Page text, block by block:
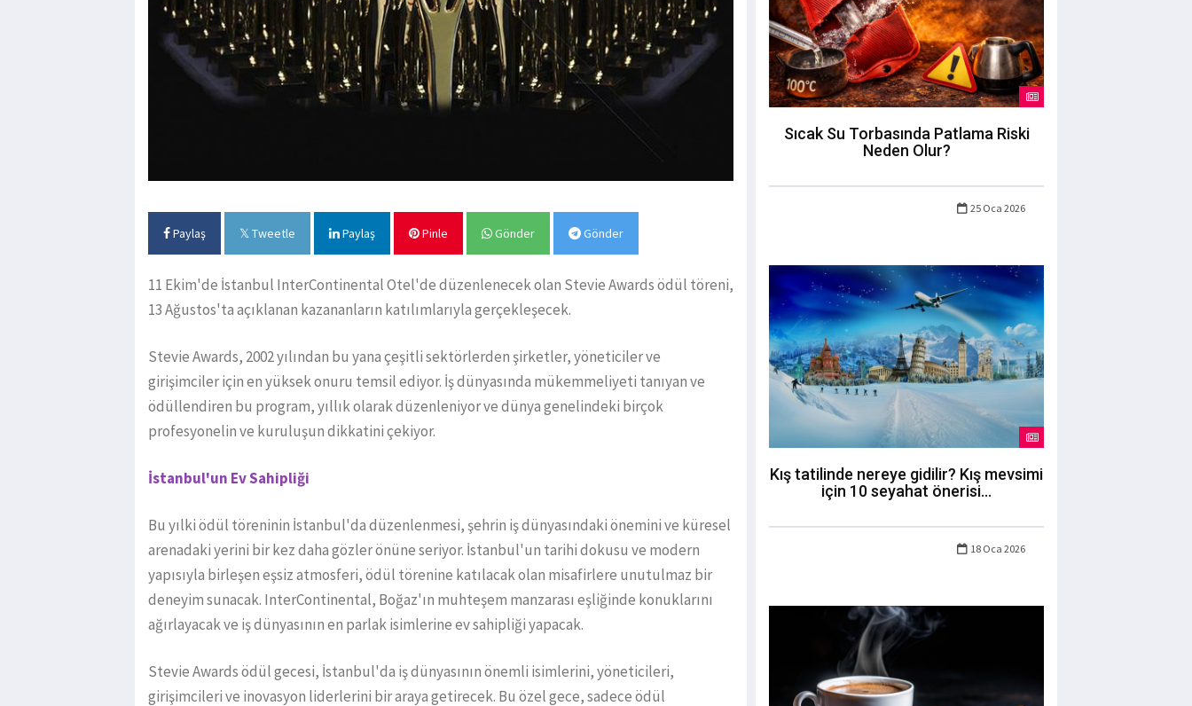
Paylaş Tweetle Paylaş Pinle Gönder Gönder
11 Ekim'de İstanbul InterContinental Otel'de düzenlenecek olan Stevie Awards ödül töreni,
13 Ağustos'ta açıklanan kazananların katılımlarıyla gerçekleşecek.
Stevie Awards, 2002 yılından bu yana çeşitli sektörlerden şirketler, yöneticiler ve
girişimciler için en yüksek onuru temsil ediyor. İş dünyasında mükemmeliyeti tanıyan ve
ödüllendiren bu program, yıllık olarak düzenleniyor ve dünya genelindeki birçok
profesyonelin ve kuruluşun dikkatini çekiyor.
İstanbul'un Ev Sahipliği
Bu yılki ödül töreninin İstanbul'da düzenlenmesi, şehrin iş dünyasındaki önemini ve küresel
arenadaki yerini bir kez daha gözler önüne seriyor. İstanbul'un tarihi dokusu ve modern
yapısıyla birleşen eşsiz atmosferi, ödül törenine katılacak olan misafirlere unutulmaz bir
deneyim sunacak. InterContinental, Boğaz'ın muhteşem manzarası eşliğinde konuklarını
ağırlayacak ve iş dünyasının en parlak isimlerine ev sahipliği yapacak.
Stevie Awards ödül gecesi, İstanbul'da iş dünyasının önemli isimlerini, yöneticileri,
girişimcileri ve inovasyon liderlerini bir araya getirecek. Bu özel gece, sadece ödül
Sıcak Su Torbasında Patlama Riski
Neden Olur?
25 Oca 2026
Kış tatilinde nereye gidilir? Kış mevsimi
için 10 seyahat önerisi...
18 Oca 2026